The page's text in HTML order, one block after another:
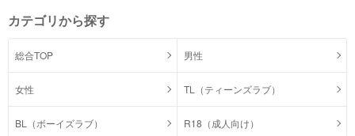
カテゴリから探す
総合TOP 男性
女性 TL（ティーンズラブ）
BL（ボーイズラブ） R18（成人向け）